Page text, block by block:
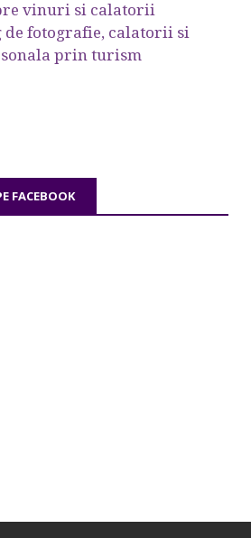
vinuri si calatorii
de fotografie, calatorii si
prin turism
FACEBOOK